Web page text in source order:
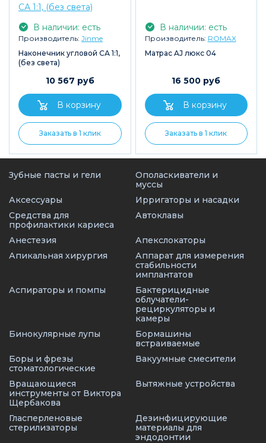
В наличии: есть
Производитель: Jinme
Наконечник угловой СА 1:1,
(без света)
10 567 руб
Заказать в 1 клик
В наличии: есть
Производитель: ROMAX
Матрас AJ люкс 04
16 500 руб
Заказать в 1 клик
Зубные пасты и гели
Ополаскиватели и
муссы
Аксессуары
Ирригаторы и насадки
Средства для
профилактики кариеса
Автоклавы
Анестезия
Апекслокаторы
Апикальная хирургия
Аппарат для измерения
стабильности
имплантатов
Аспираторы и помпы
Бактерицидные
облучатели-
рециркуляторы и
камеры
Бинокулярные лупы
Бормашины
встраиваемые
Боры и фрезы
стоматологические
Вакуумные смесители
Вращающиеся
инструменты от Виктора
Щербакова
Вытяжные устройства
Гласперленовые
стерилизаторы
Дезинфицирующие
материалы для
эндодонтии